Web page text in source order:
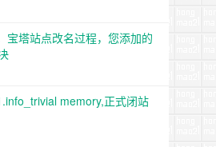
宝塔站点改名过程，您添加的
memory,正式闭站